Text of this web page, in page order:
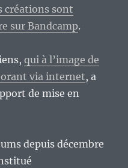
créations sont
sur Bandcamp.
qui à l’image de
via internet, a
de mise en
depuis décembre